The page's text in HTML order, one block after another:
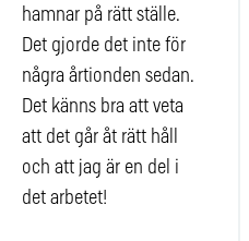
hamnar på rätt ställe.
Det gjorde det inte för
några årtionden sedan.
Det känns bra att veta
att det går åt rätt håll
och att jag är en del i
det arbetet!